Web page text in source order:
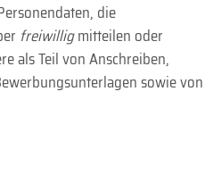
die
freiwilligmitteilen oder
als Teil von Anschreiben,
sowie von